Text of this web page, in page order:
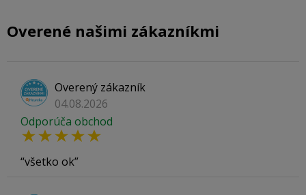
Overené našimi zákazníkmi
Overený zákazník
04.08.2026
Odporúča obchod
všetko ok